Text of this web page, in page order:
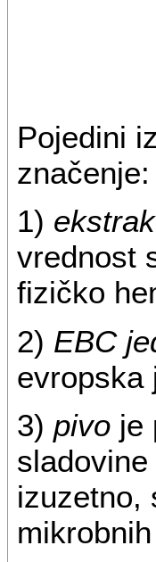
Pojedini
značenje:
1)
vrednost
fizičko
2) EBC
evropska
3) pivoje
izuzetno,